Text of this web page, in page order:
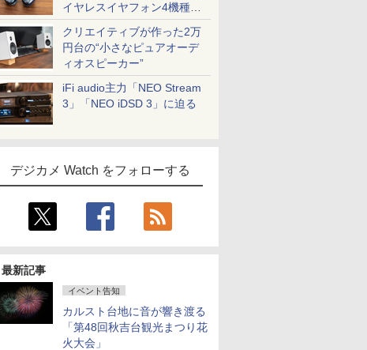
イヤレスイヤフォン4機種を
一気に聴く
クリエイティブが作った2万
円台の“小さなピュアオーデ
ィオスピーカー”
iFi audio主力「NEO Stream
3」「NEO iDSD 3」に迫る
デジカメ Watch をフォローする
最新記事
イベント告知
カルスト台地に音が響き渡る
「第48回秋吉台観光まつり花
火大会」